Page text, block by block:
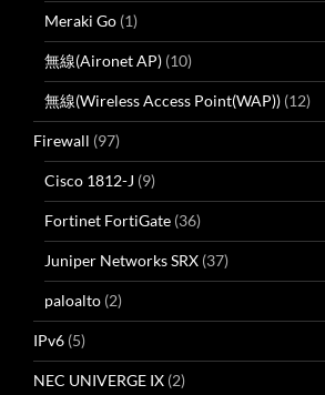
Meraki Go (1)
無線(Aironet AP) (10)
無線(Wireless Access Point(WAP)) (12)
Firewall (97)
Cisco 1812-J (9)
Fortinet FortiGate (36)
Juniper Networks SRX (37)
paloalto (2)
IPv6 (5)
NEC UNIVERGE IX (2)